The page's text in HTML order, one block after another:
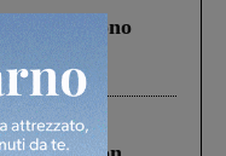
cui morirono
il
tir....